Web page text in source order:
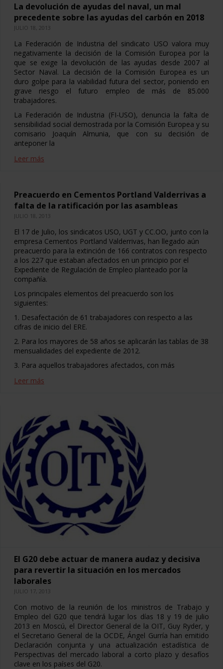
La devolución de ayudas del naval, un mal
precedente sobre las ayudas del carbón en 2018
JULIO 18, 2013
La Federación de Industria del sindicato USO valora muy
negativamente la decisión de la Comisión Europea por la
que se exige la devolución de las ayudas desde 2007 al
Sector Naval. La decisión de la Comisión Europea es un
duro golpe para la viabilidad futura del sector, poniendo en
grave riesgo el futuro empleo de más de 85.000
trabajadores.
La Federación de Industria (FI-USO), denuncia la falta de
sensibilidad social demostrada por la Comisión Europea y su
comisario Joaquín Almunia, que con su decisión de
anteponer la
Leer más
Preacuerdo en Cementos Portland Valderrivas a
falta de la ratificación por las asambleas
JULIO 18, 2013
El 17 de Julio, los sindicatos USO, UGT y CC.OO, junto con la
empresa Cementos Portland Valderrivas, han llegado aún
preacuerdo para la extinción de 166 contratos con respecto
a los 227 que estaban afectados en un principio por el
Expediente de Regulación de Empleo planteado por la
compañía.
Los principales elementos del preacuerdo son los
siguientes:
1. Desafectación de 61 trabajadores con respecto a las
cifras de inicio del ERE.
2. Para los mayores de 58 años se aplicarán las tablas de 38
mensualidades del expediente de 2012.
3. Para aquellos trabajadores afectados, con más
Leer más
El G20 debe actuar de manera audaz y decisiva
para revertir la situación en los mercados
laborales
JULIO 17, 2013
Con motivo de la reunión de los ministros de Trabajo y
Empleo del G20 que tendrá lugar los días 18 y 19 de julio
2013 en Moscú, el Director General de la OIT, Guy Ryder, y
el Secretario General de la OCDE, Ángel Gurría han emitido
Declaración conjunta y una actualización estadística de
Perspectivas del mercado laboral a corto plazo y desafíos
clave en los países del G20.